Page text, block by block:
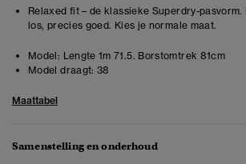
Relaxed fit – de klassieke Superdry-
los, precies goed. Kies je normale maat.
Model: Lengte 1m 71.5. Borstomtrek 81cm
Model draagt: 38
Maattabel
Samenstelling en onderhoud